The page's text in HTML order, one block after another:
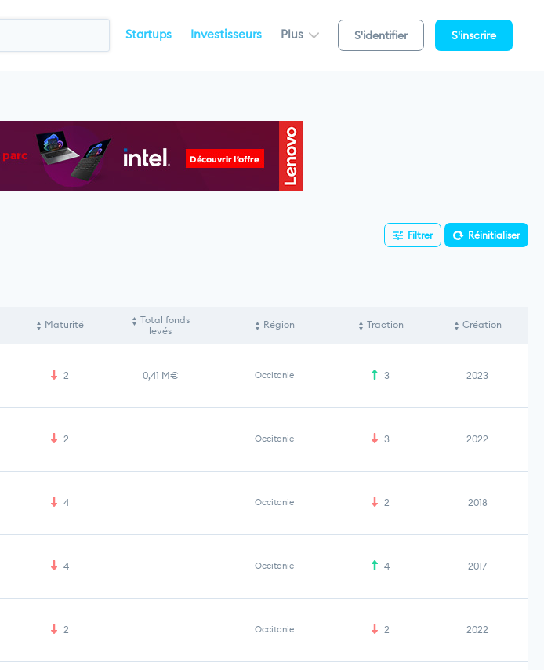
Startups Investisseurs Plus S'identifier S'inscrire
Filtrer Réinitialiser
Maturité
Total fonds
levés
Région Traction Création
2 0,41 M€ Occitanie 3 2023
2 Occitanie 3 2022
4 Occitanie 2 2018
4 Occitanie 4 2017
2 Occitanie 2 2022